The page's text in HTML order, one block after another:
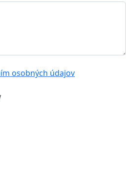
osobných údajov